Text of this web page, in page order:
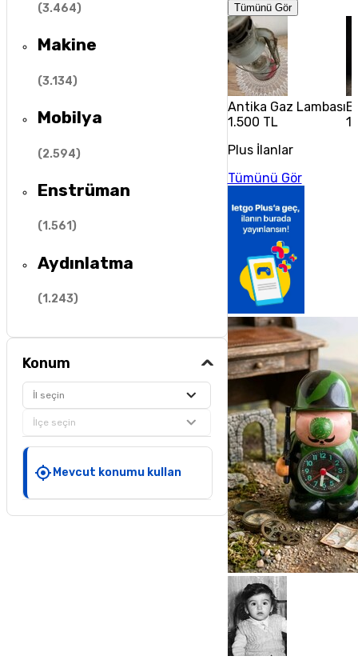
(3.464)
Makine
(3.134)
Mobilya
(2.594)
Enstrüman
(1.561)
Aydınlatma
(1.243)
Konum
İl seçin
İlçe seçin
Mevcut konumu kullan
Tümünü Gör
Antika Gaz Lambası
1.500 TL
Plus İlanlar
Tümünü Gör